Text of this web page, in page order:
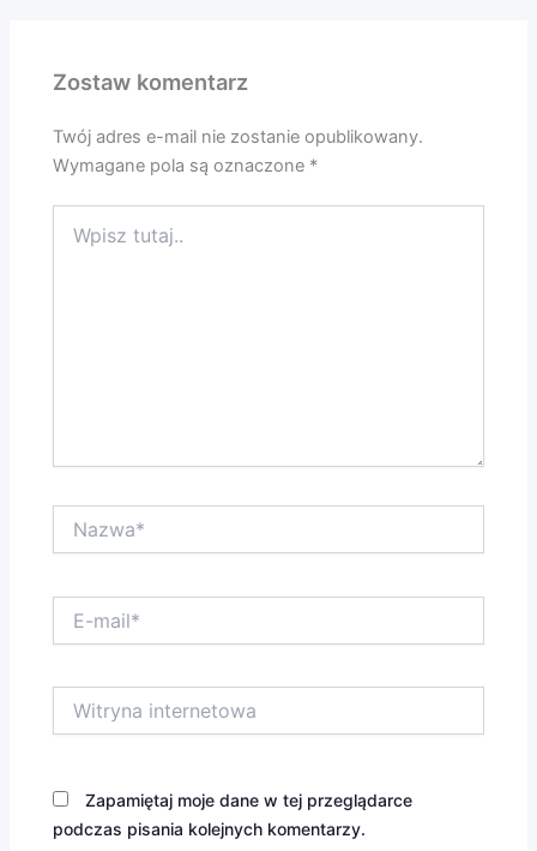
Zostaw komentarz
Twój adres e-mail nie zostanie opublikowany.
Wymagane pola są oznaczone *
tutaj..
mail*
internetowa
Zapamiętaj moje dane w tej przeglądarce
podczas pisania kolejnych komentarzy.